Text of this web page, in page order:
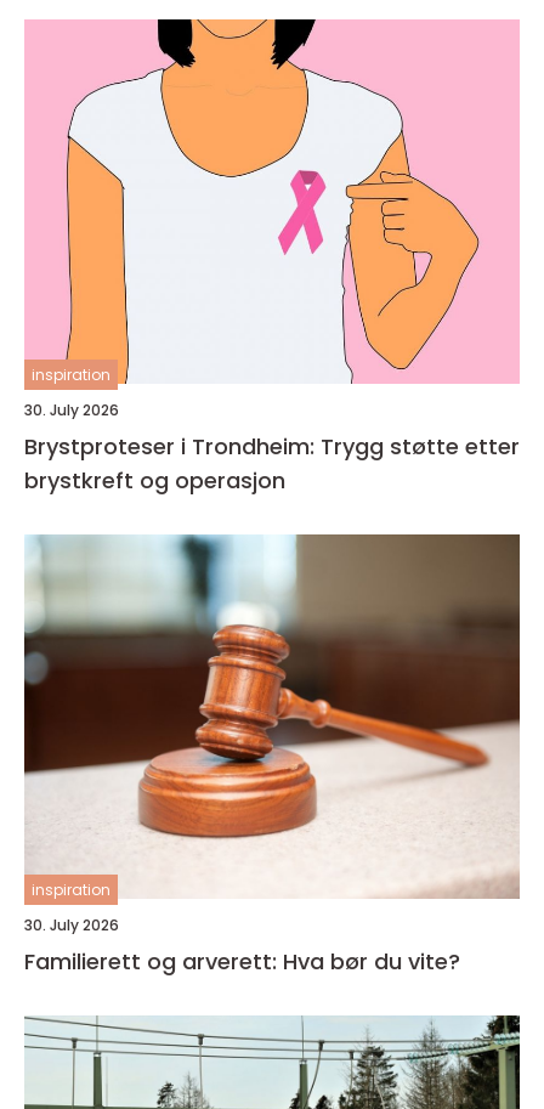
inspiration
30. July 2026
Brystproteser i Trondheim: Trygg støtte etter
brystkreft og operasjon
inspiration
30. July 2026
Familierett og arverett: Hva bør du vite?